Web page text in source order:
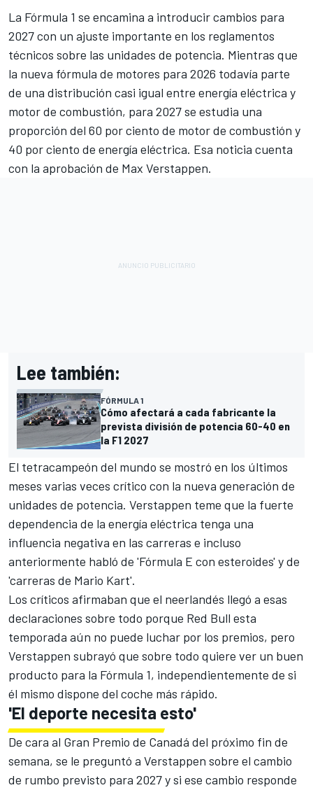
La Fórmula 1 se encamina a introducir cambios para
2027 con un ajuste importante en los reglamentos
técnicos sobre las unidades de potencia. Mientras que
la nueva fórmula de motores para 2026 todavía parte
de una distribución casi igual entre energía eléctrica y
motor de combustión, para 2027 se estudia una
proporción del 60 por ciento de motor de combustión y
40 por ciento de energía eléctrica. Esa noticia cuenta
con la aprobación de Max Verstappen.
Lee también:
FÓRMULA 1
Cómo afectará a cada fabricante la
prevista división de potencia 60-40 en
la F1 2027
El tetracampeón del mundo se mostró en los últimos
meses varias veces crítico con la nueva generación de
unidades de potencia. Verstappen teme que la fuerte
dependencia de la energía eléctrica tenga una
influencia negativa en las carreras e incluso
anteriormente habló de 'Fórmula E con esteroides' y de
'carreras de Mario Kart'.
Los críticos afirmaban que el neerlandés llegó a esas
declaraciones sobre todo porque Red Bull esta
temporada aún no puede luchar por los premios, pero
Verstappen subrayó que sobre todo quiere ver un buen
producto para la Fórmula 1, independientemente de si
él mismo dispone del coche más rápido.
'El deporte necesita esto'
De cara al Gran Premio de Canadá del próximo fin de
semana, se le preguntó a Verstappen sobre el cambio
de rumbo previsto para 2027 y si ese cambio responde